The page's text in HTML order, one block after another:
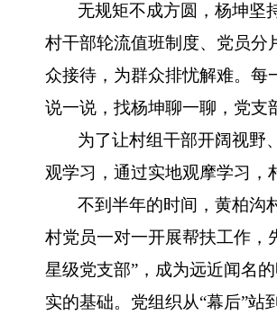
无规矩不成方圆，杨坤坚
村干部轮流值班制度、党员分
众接待，为群众排忧解难。每
说一说，找杨坤聊一聊，党支
为了让村组干部开阔视野
观学习，通过实地观摩学习
不到半年的时间，黄柏沟
村党员一对一开展帮扶工作，
星级党支部”，成为远近闻名
实的基础。党组织从“幕后”站